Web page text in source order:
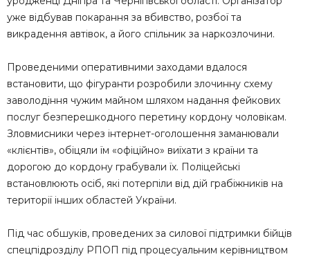
уже відбував покарання за вбивство, розбої та
викрадення автівок, а його спільник за наркозлочини.
Проведеними оперативними заходами вдалося
встановити, що фігуранти розробили злочинну схему
заволодіння чужим майном шляхом надання фейкових
послуг безперешкодного перетину кордону чоловікам.
Зловмисники через інтернет-оголошення заманювали
«клієнтів», обіцяли їм «офіційно» виїхати з країни та
дорогою до кордону грабували їх. Поліцейські
встановлюють осіб, які потерпіли від дій грабіжників на
території інших областей України.
Під час обшуків, проведених за силової підтримки бійців
спецпідрозділу РПОП під процесуальним керівництвом